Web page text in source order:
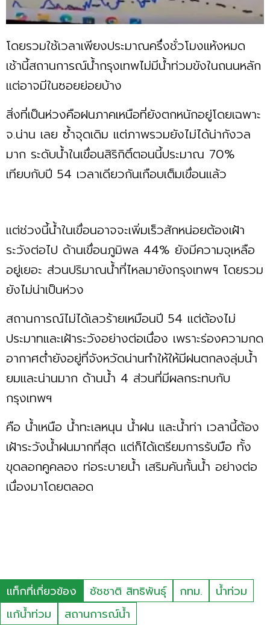
โดยรวมใช้เวลาเพียงประมาณครึ่งชั่วโมงแห้งหมด
เช้านี้สถานการณ์น้ำกรุงเทพไม่มีน้ำท่วมขังในถนนหลัก
แต่อาจมีในซอยย่อยบ้าง
สิ่งที่เป็นห่วงคือฝนภาคเหนือที่ยังตกหนักอยู่โดยเฉพาะ
จ.น่าน เลย ซ้ำจุดเดิม แต่ภาพรวมยังไม่ได้น่ากังวล
มาก ระดับน้ำในเขื่อนสิริกิติ์ตอนนี้ประมาณ 70%
เทียบกับปี 54 เวลาเดียวกันเกือบเต็มเขื่อนแล้ว
แต่ช่วงนี้น้ำในเขื่อนอาจจะเพิ่มเร็วสักหน่อยต้องเฝ้า
ระวังต่อไป ด้านเขื่อนภูมิพล 44% ยังมีความจุเหลือ
อยู่เยอะ ส่วนปริมาณน้ำที่ไหลมายังกรุงเทพฯ โดยรวม
ยังไม่น่าเป็นห่วง
สถานการณ์ไม่ได้เลวร้ายเหมือนปี 54 แต่ต้องไม่
ประมาทและเฝ้าระวังอย่างต่อเนื่อง เพราะร่องความกด
อากาศต่ำยังอยู่ที่จังหวัดน่านทำให้ให้มีฝนตกลงลุ่มน้ำ
ยมและน่านมาก ด้านน้ำ 4 ส่วนที่มีผลกระทบกับ
กรุงเทพฯ
คือ น้ำเหนือ น้ำทะเลหนุน น้ำฝน และน้ำท่า เวลานี้ต้อง
เฝ้าระวังน้ำฝนมากที่สุด แต่ก็ได้เตรียมการรับมือ ทั้ง
ขุดลอกคูคลอง ท่อระบายน้ำ เสริมคันกั้นน้ำ อย่างต่อ
เนื่องมาโดยตลอด
แท็กที่เกี่ยวข้อง ชัชชาติ สิทธิพันธุ์ กทม.
น้ำท่วม
แก้น้ำท่วม
สถานการณ์น้ำ